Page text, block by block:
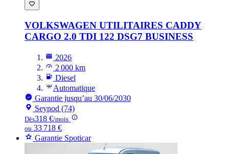
VOLKSWAGEN UTILITAIRES CADDY
CARGO 2.0 TDI 122 DSG7 BUSINESS
2026
2 000 km
Diesel
Automatique
Garantie jusqu’au 30/06/2030
Seynod (74)
Dès318 €/mois
ou 33 718 €
Garantie Spoticar